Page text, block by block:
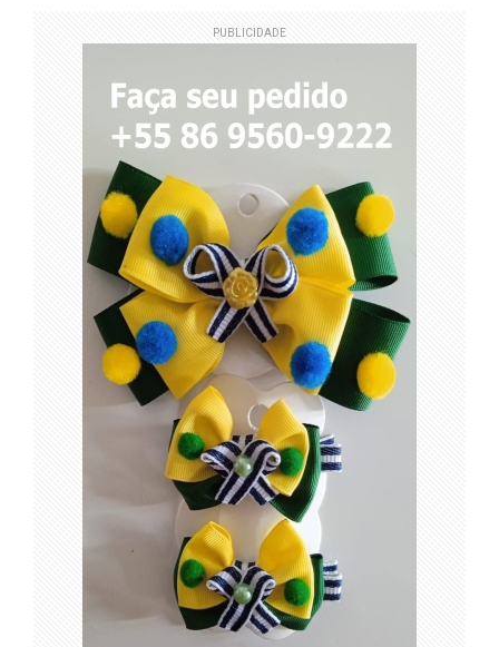
PUBLICIDADE